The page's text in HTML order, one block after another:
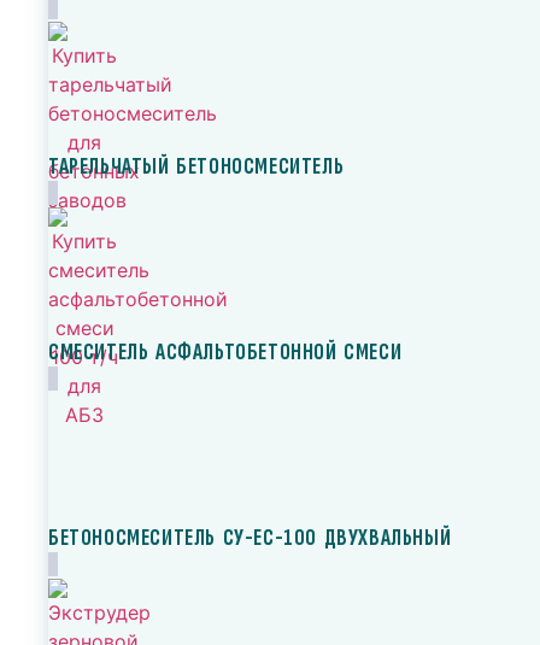
ТАРЕЛЬЧАТЫЙ БЕТОНОСМЕСИТЕЛЬ
СМЕСИТЕЛЬ АСФАЛЬТОБЕТОННОЙ СМЕСИ
БЕТОНОСМЕСИТЕЛЬ СУ-ЕС-100 ДВУХВАЛЬНЫЙ